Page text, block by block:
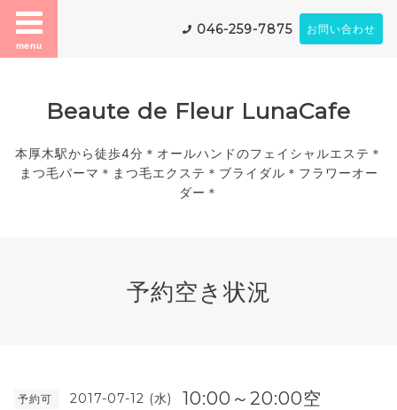
menu
046-259-7875 お問い合わせ
Beaute de Fleur LunaCafe
本厚木駅から徒歩4分＊オールハンドのフェイシャルエステ＊
まつ毛パーマ＊まつ毛エクステ＊ブライダル＊フラワーオー
ダー＊
予約空き状況
予約可 2017-07-12 (水) 10:00～20:00空